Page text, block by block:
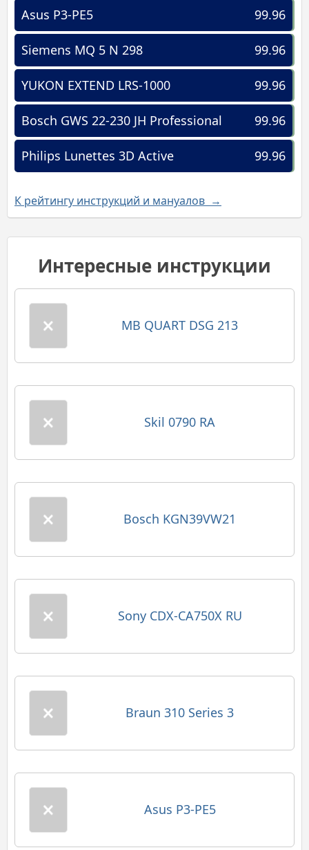
99.96
Asus P3-PE5
99.96
Siemens MQ 5 N 298
99.96
YUKON EXTEND LRS-1000
99.96
Bosch GWS 22-230 JH Professional
99.96
Philips Lunettes 3D Active
К рейтингу инструкций и мануалов →
Интересные инструкции
MB QUART DSG 213
Skil 0790 RA
Bosch KGN39VW21
Sony CDX-CA750X RU
Braun 310 Series 3
Asus P3-PE5